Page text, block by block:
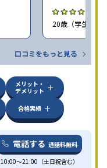
20歳（学生） /
口コミをもっと見る
メリット・
デメリット
合格実績
電話する 通話料無料
10:00〜21:00（土日祝含む）